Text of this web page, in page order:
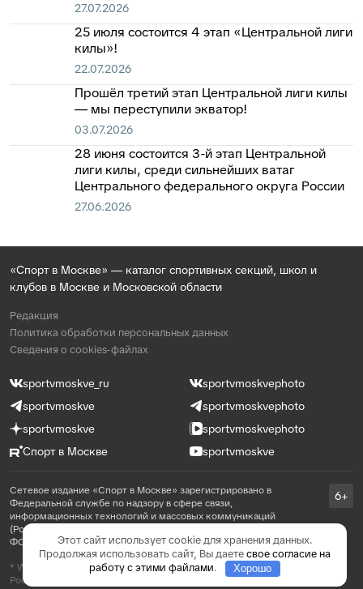
27.07.2026
25 июля состоится 4 этап «Центральной лиги
килы»!
22.07.2026
Прошёл третий этап Центральной лиги килы
— мы переступили экватор!
03.07.2026
28 июня состоится 3-й этап Центральной
лиги килы, среди сильнейших ватаг
Центрального федерального округа России
27.06.2026
«Спорт в Москве» — каталог спортивных секций, школ и
клубов в Москве и Московской области
Редакция
Политика обработки персональных данных
Сведения о cookies-файлах
sportvmoskve_ru
sportvmoskvephoto
sportvmoskve
sportvmoskvephoto
sportvmoskve
sportvmoskvephoto
Спорт в Москве
sportvmoskve
Сетевое издание «Спорт в Москве» зарегистрировано в
Федеральной службе по надзору в сфере связи,
информационных технологий и массовых коммуникаций
(Роскомнадзор) 31 августа 2021 года, реестровая запись ЭЛ №
ФС 77 - 81769
* WhatsApp принадлежит компании Meta, которая признана в
России экстремистской и запрещена
6+
Этот сайт использует cookie для хранения данных.
Продолжая использовать сайт, Вы даетесвое согласие на
работу с этими файлами. Хорошо